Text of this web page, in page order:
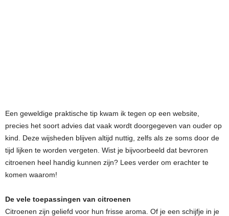
Een geweldige praktische tip kwam ik tegen op een website,
precies het soort advies dat vaak wordt doorgegeven van ouder op
kind. Deze wijsheden blijven altijd nuttig, zelfs als ze soms door de
tijd lijken te worden vergeten. Wist je bijvoorbeeld dat bevroren
citroenen heel handig kunnen zijn? Lees verder om erachter te
komen waarom!
De vele toepassingen van citroenen
Citroenen zijn geliefd voor hun frisse aroma. Of je een schijfje in je